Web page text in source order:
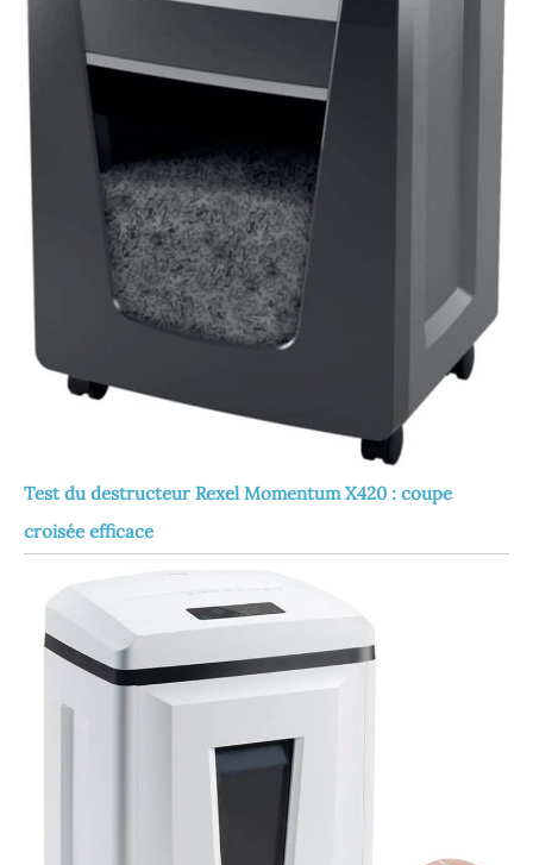
Test du destructeur Rexel Momentum X420 : coupe
croisée efficace